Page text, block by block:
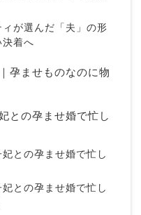
が選んだ「夫」の形
決着へ
孕ませものなのに物
との孕ませ婚で忙し
妃との孕ませ婚で忙し
妃との孕ませ婚で忙し